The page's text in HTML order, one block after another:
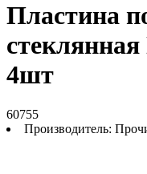
Пластина
4шт
60755
Производитель: